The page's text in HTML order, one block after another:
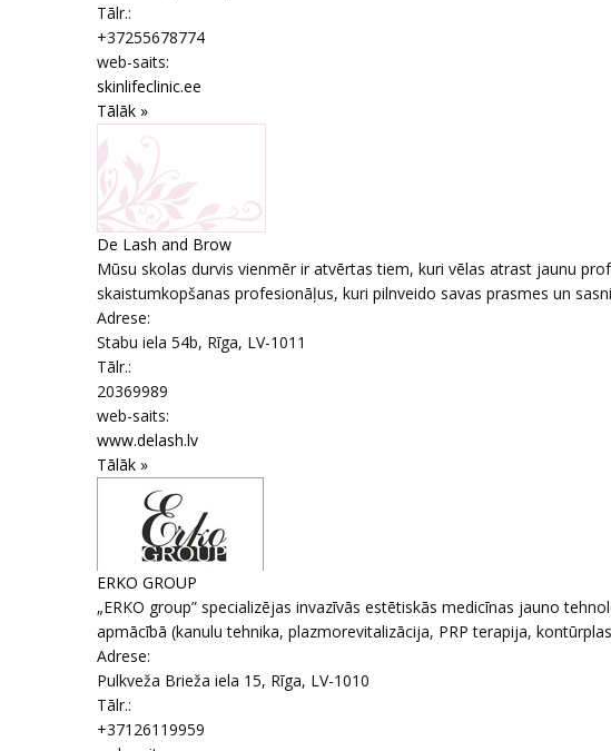
Tālr.:
+37255678774
web-saits:
skinlifeclinic.ee
Tālāk »
De Lash and Brow
Mūsu skolas durvis vienmēr ir atvērtas tiem, kuri vēlas atrast jaunu
skaistumkopšanas profesionāļus, kuri pilnveido savas prasmes un
Adrese:
Stabu iela 54b, Rīga, LV-1011
Tālr.:
20369989
web-saits:
www.delash.lv
Tālāk »
ERKO GROUP
„ERKO group” specializējas invazīvās estētiskās medicīnas jauno
apmācībā (kanulu tehnika, plazmorevitalizācija, PRP terapija,
Adrese:
Pulkveža Brieža iela 15, Rīga, LV-1010
Tālr.:
+37126119959